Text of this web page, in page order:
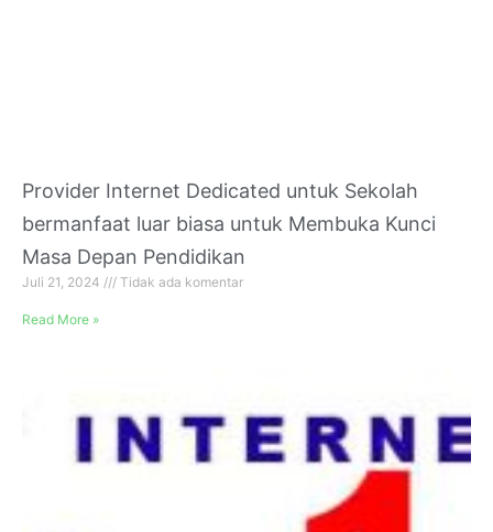
Provider Internet Dedicated untuk Sekolah
bermanfaat luar biasa untuk Membuka Kunci
Masa Depan Pendidikan
Juli 21, 2024 Tidak ada komentar
Read More »